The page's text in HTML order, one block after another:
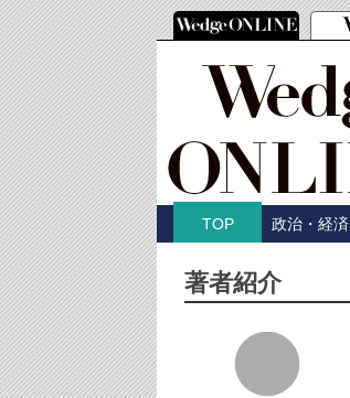
TOP 政治・経済
著者紹介